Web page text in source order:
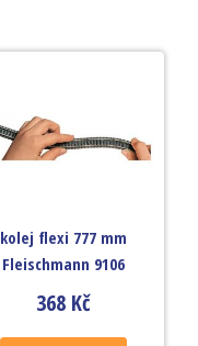
kolej flexi 777 mm
Fleischmann 9106
368 Kč